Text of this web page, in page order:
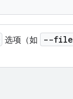
选项（如 --file